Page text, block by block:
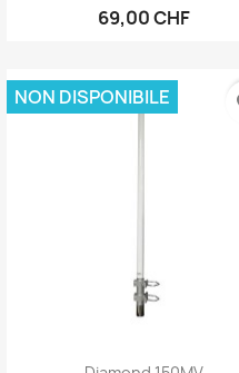
69,00 CHF
Anteprima
NON DISPONIBILE